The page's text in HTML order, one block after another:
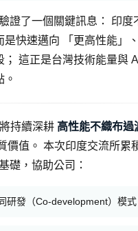
證了一個關鍵訊息： 印度
是快速邁向 「更高性能」
； 這正是台灣技術能量與
將持續深耕 高性能不織布過
價值。 本次印度交流所累
礎，協助公司：
研發（Co-development）模式